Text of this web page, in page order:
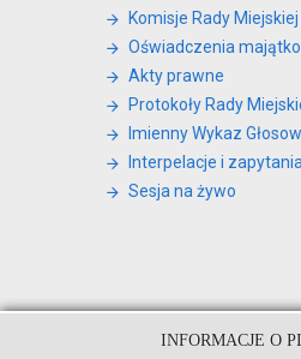
Komisje Rady Miejskiej
Oświadczenia
Akty prawne
Protokoły Rady
Imienny Wykaz
Interpelacje i zapytania
Sesja na żywo
INFORMACJE O